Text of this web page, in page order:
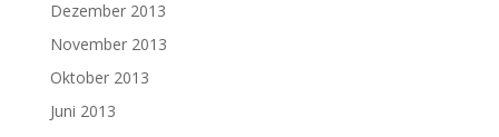
Dezember 2013
November 2013
Oktober 2013
Juni 2013